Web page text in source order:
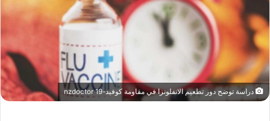
دراسة توضح دور تطعيم الانفلونزا في مقاومة كوفيد-19 nzdoctor